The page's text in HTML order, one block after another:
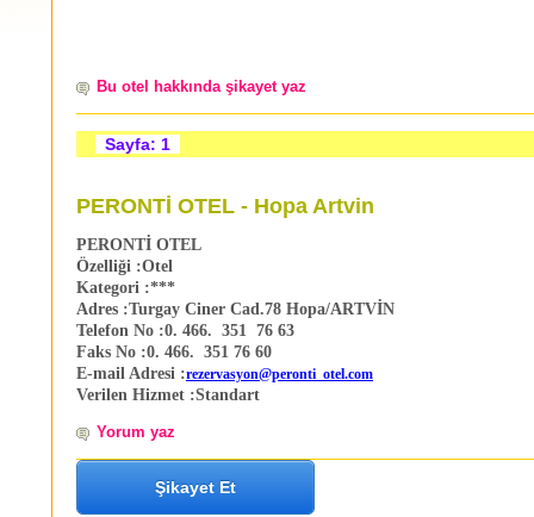
Bu otel hakkında şikayet yaz
Sayfa: 1
PERONTİ OTEL - Hopa Artvin
PERONTİ OTEL
Özelliği :Otel
Kategori :***
Adres :Turgay Ciner Cad.78 Hopa/ARTVİN
Telefon No :0. 466. 351 76 63
Faks No :0. 466. 351 76 60
E-mail Adresi :rezervasyon@peronti_otel.com
Verilen Hizmet :Standart
Yorum yaz
Şikayet Et